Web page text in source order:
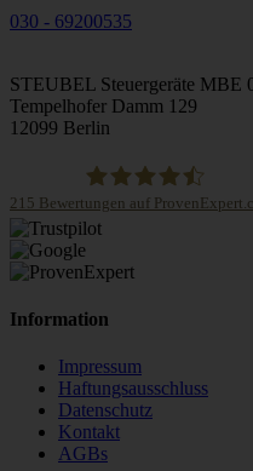
030 - 69200535
STEUBEL Steuergeräte MBE
Tempelhofer Damm 129
12099 Berlin
STEUBEL
215 Bewertungen auf
Information
Impressum
Haftungsausschluss
Datenschutz
Kontakt
AGBs